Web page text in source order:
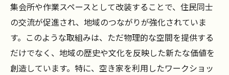
集会所や作業スペースとして改装することで、住民同士
の交流が促進され、地域のつながりが強化されていま
す。このような取組みは、ただ物理的な空間を提供する
だけでなく、地域の歴史や文化を反映した新たな価値を
創造しています。特に、空き家を利用したワークショッ